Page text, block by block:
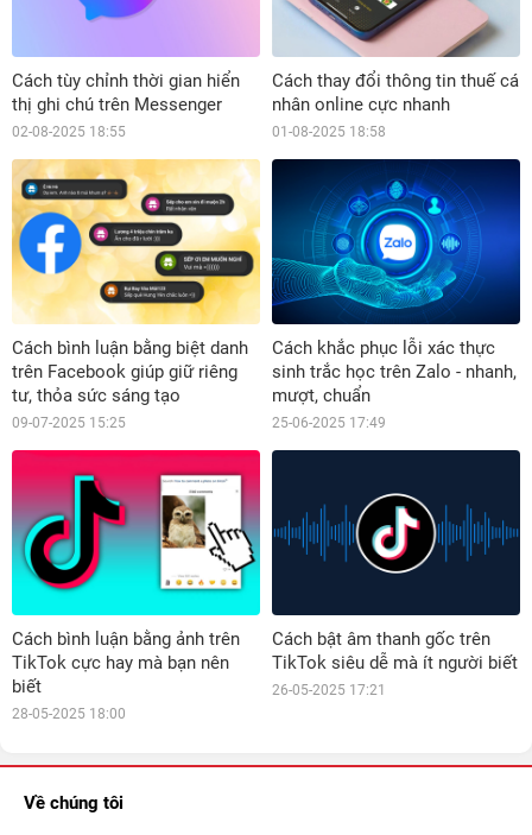
Cách tùy chỉnh thời gian hiển
thị ghi chú trên Messenger
02-08-2025 18:55
Cách thay đổi thông tin thuế cá
nhân online cực nhanh
01-08-2025 18:58
Cách bình luận bằng biệt danh
trên Facebook giúp giữ riêng
tư, thỏa sức sáng tạo
09-07-2025 15:25
Cách khắc phục lỗi xác thực
sinh trắc học trên Zalo - nhanh,
mượt, chuẩn
25-06-2025 17:49
Cách bình luận bằng ảnh trên
TikTok cực hay mà bạn nên
biết
28-05-2025 18:00
Cách bật âm thanh gốc trên
TikTok siêu dễ mà ít người biết
26-05-2025 17:21
Về chúng tôi